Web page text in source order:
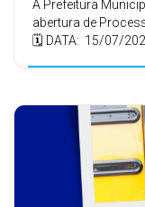
A Prefeitura
abertura de
🗓️ DATA: 15/07/